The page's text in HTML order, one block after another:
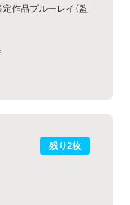
作品ブルーレイ（監
残り2枚